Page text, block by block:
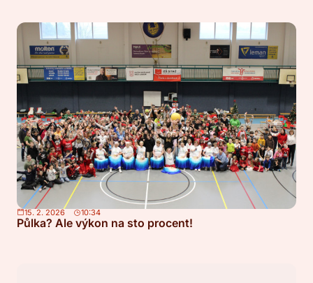
15. 2. 2026 10:34
Půlka? Ale výkon na sto procent!